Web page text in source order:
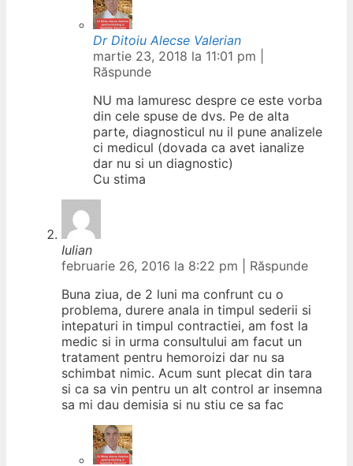
Dr Ditoiu Alecse Valerian
martie 23, 2018 la 11:01 pm
Răspunde
NU ma lamuresc despre ce este vorba
din cele spuse de dvs. Pe de alta
parte, diagnosticul nu il pune analizele
ci medicul (dovada ca avet ianalize
dar nu si un diagnostic)
Cu stima
Iulian
februarie 26, 2016 la 8:22 pm
Răspunde
Buna ziua, de 2 luni ma confrunt cu o
problema, durere anala in timpul sederii si
intepaturi in timpul contractiei, am fost la
medic si in urma consultului am facut un
tratament pentru hemoroizi dar nu sa
schimbat nimic. Acum sunt plecat din tara
si ca sa vin pentru un alt control ar insemna
sa mi dau demisia si nu stiu ce sa fac